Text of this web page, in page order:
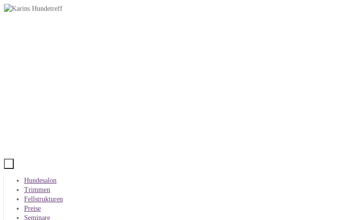
Zum
Inhalt
springen
Hundesalon
Trimmen
Fellstrukturen
Preise
Seminare